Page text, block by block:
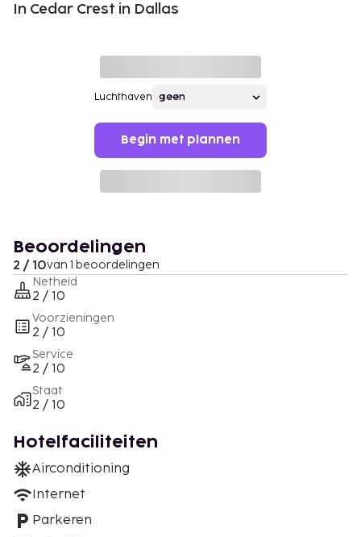
In Cedar Crest in Dallas
Luchthaven
Begin met plannen
Beoordelingen
2 / 10van 1 beoordelingen
Netheid
2 / 10
Voorzieningen
2 / 10
Service
2 / 10
Staat
2 / 10
Hotelfaciliteiten
Airconditioning
Internet
Parkeren